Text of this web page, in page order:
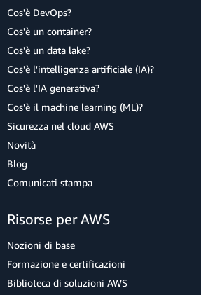
Cos'è DevOps?
Cos'è un container?
Cos'è un data lake?
Cos'è l'intelligenza artificiale (IA)?
Cos'è l'IA generativa?
Cos'è il machine learning (ML)?
Sicurezza nel cloud AWS
Novità
Blog
Comunicati stampa
Risorse per AWS
Nozioni di base
Formazione e certificazioni
Biblioteca di soluzioni AWS